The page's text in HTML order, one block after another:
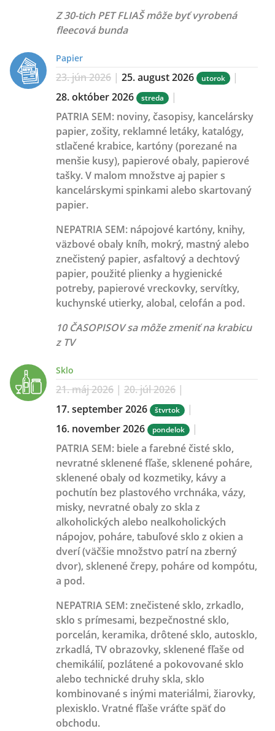
Z 30-tich PET FLIAŠ môže byť vyrobená
fleecová bunda
Papier
23. jún 2026 | 25. august 2026 utorok
|
28. október 2026
streda
|
PATRIA SEM: noviny, časopisy, kancelársky
papier, zošity, reklamné letáky, katalógy,
stlačené krabice, kartóny (porezané na
menšie kusy), papierové obaly, papierové
tašky. V malom množstve aj papier s
kancelárskymi spinkami alebo skartovaný
papier.
NEPATRIA SEM: nápojové kartóny, knihy,
väzbové obaly kníh, mokrý, mastný alebo
znečistený papier, asfaltový a dechtový
papier, použité plienky a hygienické
potreby, papierové vreckovky, servítky,
kuchynské utierky, alobal, celofán a pod.
10 ČASOPISOV sa môže zmeniť na krabicu
z TV
Sklo
21. máj 2026 | 20. júl 2026 |
17. september 2026
štvrtok
|
16. november 2026
pondelok
|
PATRIA SEM: biele a farebné čisté sklo,
nevratné sklenené fľaše, sklenené poháre,
sklenené obaly od kozmetiky, kávy a
pochutín bez plastového vrchnáka, vázy,
misky, nevratné obaly zo skla z
alkoholických alebo nealkoholických
nápojov, poháre, tabuľové sklo z okien a
dverí (väčšie množstvo patrí na zberný
dvor), sklenené črepy, poháre od kompótu,
a pod.
NEPATRIA SEM:znečistené sklo, zrkadlo,
sklo s prímesami, bezpečnostné sklo,
porcelán, keramika, drôtené sklo, autosklo,
zrkadlá, TV obrazovky, sklenené fľaše od
chemikálií, pozlátené a pokovované sklo
alebo technické druhy skla, sklo
kombinované s inými materiálmi, žiarovky,
plexisklo. Vratné fľaše vráťte späť do
obchodu.